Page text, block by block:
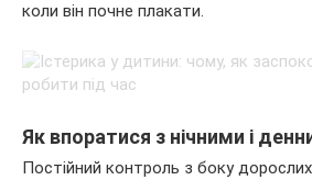
коли він почне плакати.
Як впоратися з нічними і
Постійний контроль з боку